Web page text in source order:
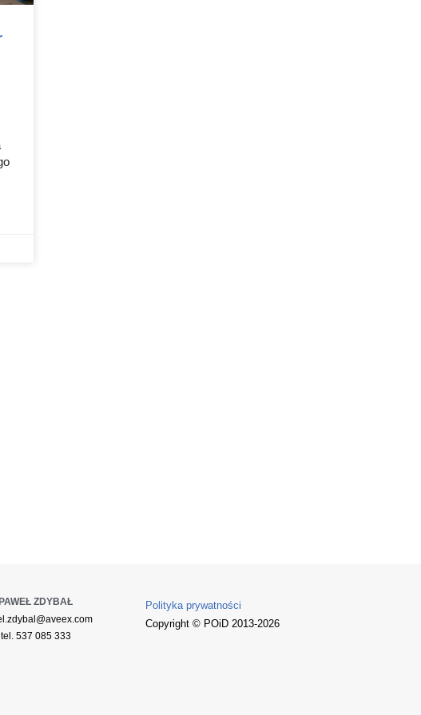
PAWEŁ ZDYBAŁ
tel. 537 085 333
Polityka prywatności
Copyright © POiD 2013-2026